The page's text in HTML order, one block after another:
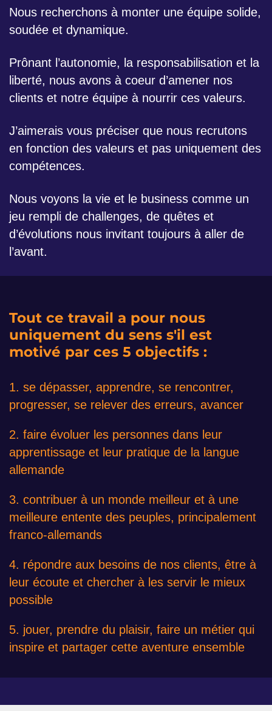
Nous recherchons à monter une équipe solide,
soudée et dynamique.
Prônant l’autonomie, la responsabilisation et la
liberté, nous avons à coeur d’amener nos
clients et notre équipe à nourrir ces valeurs.
J’aimerais vous préciser que nous recrutons
en fonction des valeurs et pas uniquement des
compétences.
Nous voyons la vie et le business comme un
jeu rempli de challenges, de quêtes et
d’évolutions nous invitant toujours à aller de
l’avant.
Tout ce travail a pour nous
uniquement du sens s'il est
motivé par ces 5 objectifs :
1. ​se dépasser, apprendre, se rencontrer,
progresser, se relever des erreurs, avancer
​​2. faire évoluer les personnes dans leur
apprentissage et leur pratique de la langue
allemande
3. ​contribuer à un monde meilleur et à une
meilleure entente des peuples, principalement
franco-allemands
4. répondre aux besoins de nos clients, être à
leur écoute et chercher à les servir le mieux
possible
5. ​jouer, prendre du plaisir, faire un métier qui
inspire et partager cette aventure ensemble